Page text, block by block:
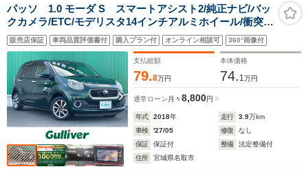
パッソ 1.0 モーダ S スマートアシスト2/純正ナビ/バッ
クカメラ/ETC/モデリスタ14インチアルミホイール/衝突回
避支援ブレーキ/車線逸脱警報/誤発進抑制制御機能/先行車
発信告知機能/衝突警報機能/禁煙車
販売店保証 車両品質評価書付 購入プラン付 オンライン相談可 360°画像付
支払総額
79.8万円
本体価格
74. 1万円
通常ローン 月々8,800円
年式 2018年 走行 3.9万km
車検
'27/05 修復
なし
保証
保証付 整備
法定整備付
住所
宮城県名取市